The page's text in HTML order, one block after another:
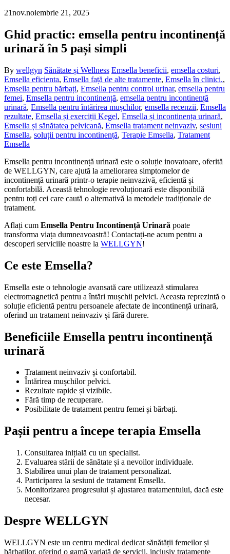
21nov.noiembrie 21, 2025
Ghid practic: emsella pentru incontinență
urinară în 5 pași simpli
By wellgyn Sănătate și Wellness Emsella beneficii, emsella costuri,
Emsella eficienta, Emsella față de alte tratamente, Emsella în clinici.,
Emsella pentru bărbați, Emsella pentru control urinar, emsella pentru
femei, Emsella pentru incontinență, emsella pentru incontinență
urinară, Emsella pentru întărirea mușchilor, emsella recenzii, Emsella
rezultate, Emsella și exerciții Kegel, Emsella și incontinența urinară,
Emsella și sănătatea pelvicană, Emsella tratament neinvaziv, sesiuni
Emsella, soluții pentru incontinență, Terapie Emsella, Tratament
Emsella
Emsella pentru incontinență urinară este o soluție inovatoare, oferită
de WELLGYN, care ajută la ameliorarea simptomelor de
incontinență urinară printr-o terapie neinvazivă, eficientă și
confortabilă. Această tehnologie revoluționară este disponibilă
pentru toți cei care caută o alternativă la metodele tradiționale de
tratament.
Aflați cum Emsella Pentru Incontinență Urinară poate
transforma viața dumneavoastră! Contactați-ne acum pentru a
descoperi serviciile noastre la WELLGYN!
Ce este Emsella?
Emsella este o tehnologie avansată care utilizează stimularea
electromagnetică pentru a întări mușchii pelvici. Aceasta reprezintă o
soluție eficientă pentru persoanele afectate de incontinență urinară,
oferind un tratament neinvaziv și fără durere.
Beneficiile Emsella pentru incontinență
urinară
Tratament neinvaziv și confortabil.
Întărirea mușchilor pelvici.
Rezultate rapide și vizibile.
Fără timp de recuperare.
Posibilitate de tratament pentru femei și bărbați.
Pașii pentru a începe terapia Emsella
Consultarea inițială cu un specialist.
Evaluarea stării de sănătate și a nevoilor individuale.
Stabilirea unui plan de tratament personalizat.
Participarea la sesiuni de tratament Emsella.
Monitorizarea progresului și ajustarea tratamentului, dacă este
necesar.
Despre WELLGYN
WELLGYN este un centru medical dedicat sănătății femeilor și
bărbaților, oferind o gamă variată de servicii, inclusiv tratamente